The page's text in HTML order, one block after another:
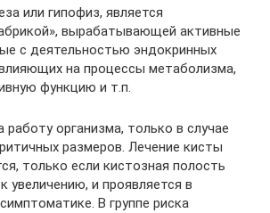
или гипофиз, является
вырабатывающей активные
с деятельностью эндокринных
на процессы метаболизма,
функцию и т.п.
работу организма, только в случае
размеров. Лечение кисты
только если кистозная полость
увеличению, и проявляется в
В группе риска